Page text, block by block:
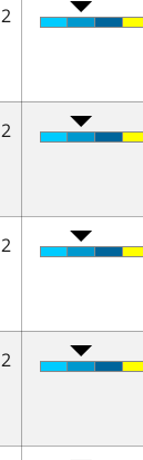
2
2
2
2